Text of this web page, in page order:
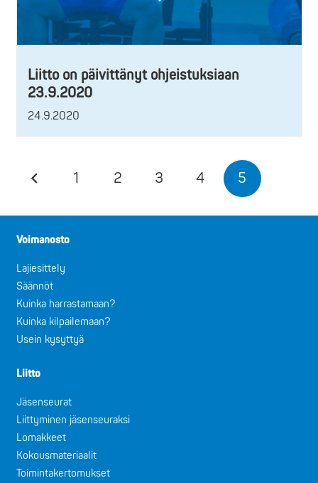
Liitto on päivittänyt ohjeistuksiaan
23.9.2020
24.9.2020
1 2 3 4 5
Voimanosto
Lajiesittely
Säännöt
Kuinka harrastamaan?
Kuinka kilpailemaan?
Usein kysyttyä
Liitto
Jäsenseurat
Liittyminen jäsenseuraksi
Lomakkeet
Kokousmateriaalit
Toimintakertomukset